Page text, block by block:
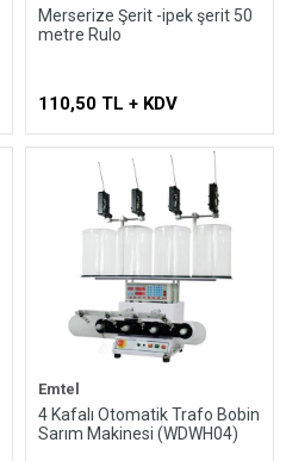
Merserize Şerit -ipek şerit 50
metre Rulo
110,50 TL + KDV
Emtel
4 Kafalı Otomatik Trafo Bobin
Sarım Makinesi (WDWH04)